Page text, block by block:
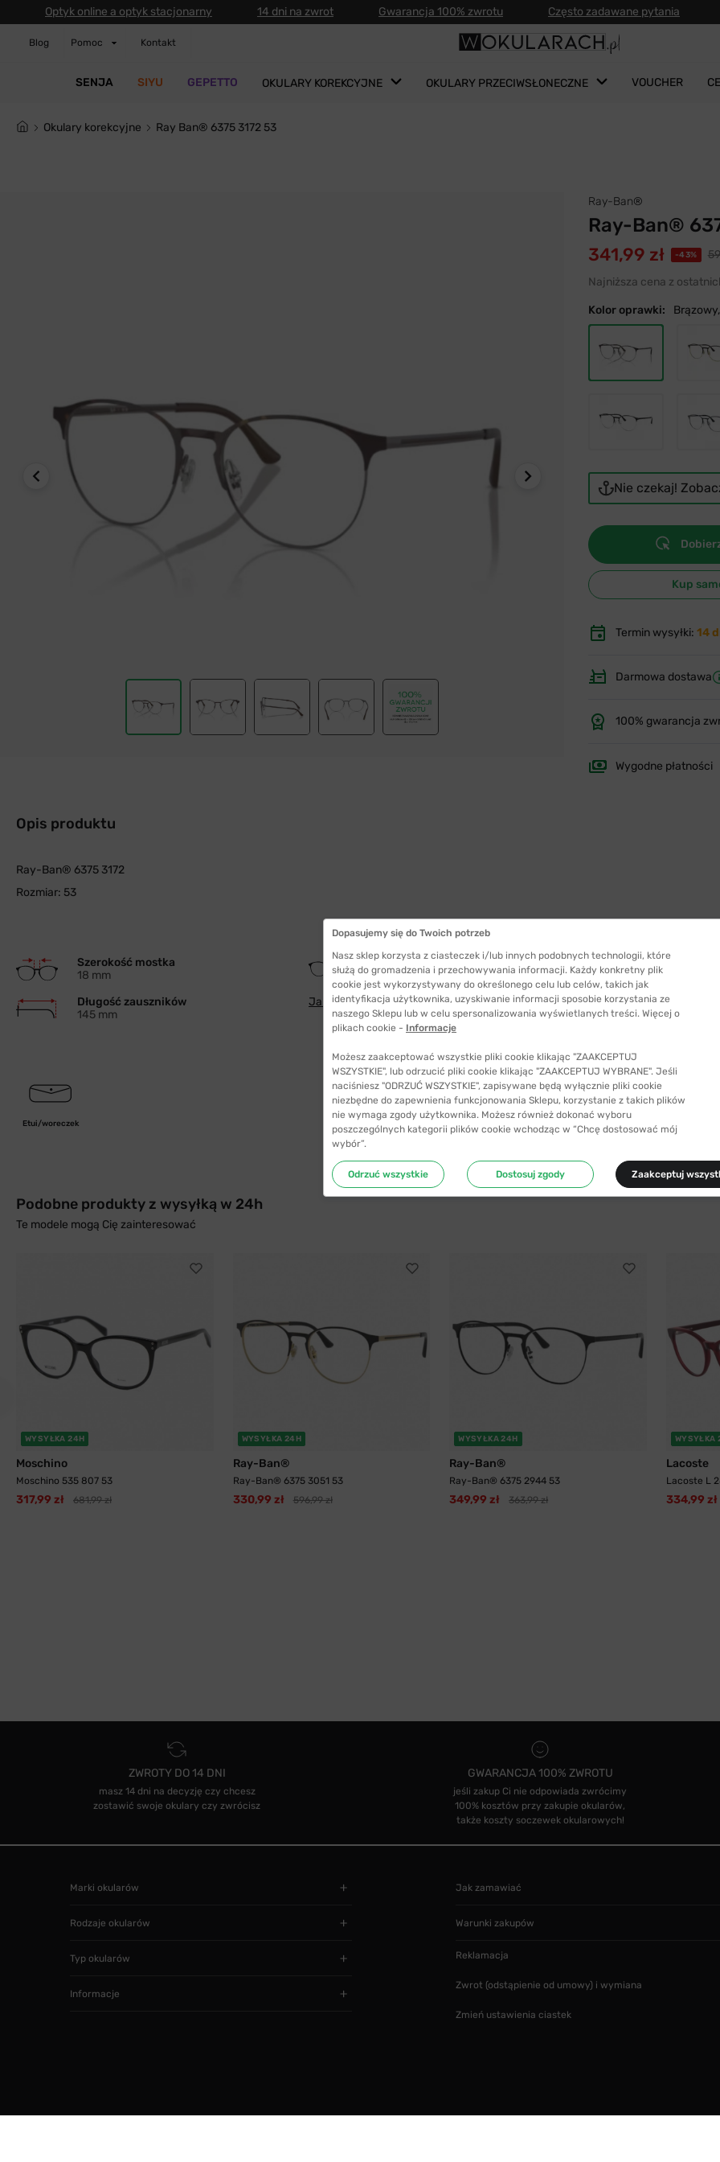
Optyk online a optyk stacjonarny 14 dni na zwrot Gwarancja 100% zwrotu Często zadawane pytania
Blog Pomoc Kontakt
SENJA SIYU GEPETTO OKULARY KOREKCYJNE OKULARY PRZECIWSŁONECZNE VOUCHER
Okulary korekcyjne Ray Ban® 6375 3172 53
Ray-Ban®
Ray-Ban®
341,99 zł -43%
Najniższa cena z
Kolor oprawki:
Nie czekaj!
Kup
Termin wysyłki: 14
Darmowa dostawa
100% gwarancja
Wygodne płatności
Opis produktu
Ray-Ban® 6375 3172
Rozmiar: 53
Szerokość mostka
18 mm
Szerokość szkła
53 mm
Długość zauszników
145 mm
Jak wybrać odpowiedni rozmiar
Etui/woreczek
Podobne produkty z wysyłką w 24h
Te modele mogą Cię zainteresować
WYSYŁKA 24H
Moschino
Moschino 535 807 53
317,99 zł 681,99 zł
WYSYŁKA 24H
Ray-Ban®
Ray-Ban® 6375 3051 53
330,99 zł 596,99 zł
WYSYŁKA 24H
Ray-Ban®
Ray-Ban® 6375 2944 53
349,99 zł 363,99 zł
WYSYŁKA
Lacoste
Lacoste L
334,99 zł
ZWROTY DO 14 DNI
masz 14 dni na decyzję czy chcesz
zostawić swoje okulary czy zwrócisz
GWARANCJA 100% ZWROTU
jeśli zakup Ci nie odpowiada zwrócimy
100% kosztów przy zakupie okularów,
także koszty soczewek okularowych!
Marki okularów
Rodzaje okularów
Typ okularów
Informacje
Jak zamawiać
Warunki zakupów
Reklamacja
Zwrot (odstąpienie od umowy) i wymiana
Zmień ustawienia ciastek
Dopasujemy się do Twoich potrzeb
Nasz sklep korzysta z ciasteczek i/lub innych podobnych technologii, które
służą do gromadzenia i przechowywania informacji. Każdy konkretny plik
cookie jest wykorzystywany do określonego celu lub celów, takich jak
identyfikacja użytkownika, uzyskiwanie informacji sposobie korzystania ze
naszego Sklepu lub w celu spersonalizowania wyświetlanych treści. Więcej o
plikach cookie - Informacje
Możesz zaakceptować wszystkie pliki cookie klikając "ZAAKCEPTUJ
WSZYSTKIE", lub odrzucić pliki cookie klikając "ZAAKCEPTUJ WYBRANE". Jeśli
naciśniesz "ODRZUĆ WSZYSTKIE", zapisywane będą wyłącznie pliki cookie
niezbędne do zapewnienia funkcjonowania Sklepu, korzystanie z takich plików
nie wymaga zgody użytkownika. Możesz również dokonać wyboru
poszczególnych kategorii plików cookie wchodząc w “Chcę dostosować mój
wybór”.
Odrzuć wszystkie Dostosuj zgody Zaakceptuj